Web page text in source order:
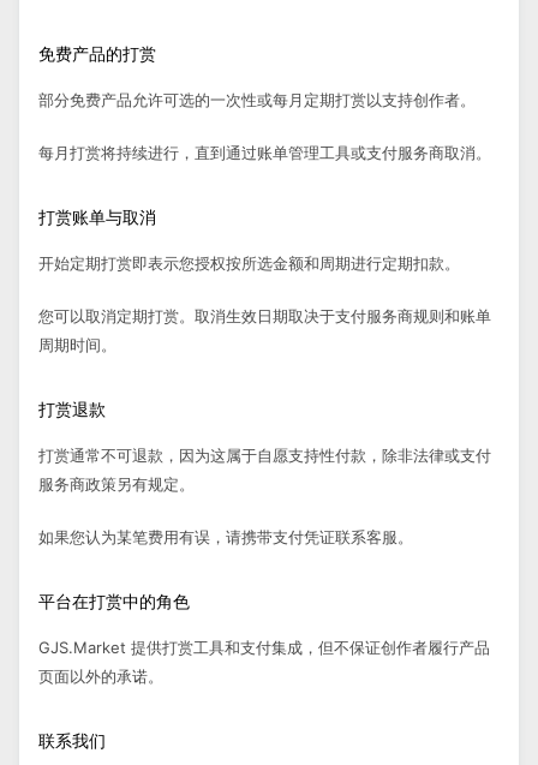
免费产品的打赏
部分免费产品允许可选的一次性或每月定期打赏以支持创作者。
每月打赏将持续进行，直到通过账单管理工具或支付服务商取消。
打赏账单与取消
开始定期打赏即表示您授权按所选金额和周期进行定期扣款。
您可以取消定期打赏。取消生效日期取决于支付服务商规则和账单
周期时间。
打赏退款
打赏通常不可退款，因为这属于自愿支持性付款，除非法律或支付
服务商政策另有规定。
如果您认为某笔费用有误，请携带支付凭证联系客服。
平台在打赏中的角色
GJS.Market 提供打赏工具和支付集成，但不保证创作者履行产品
页面以外的承诺。
联系我们